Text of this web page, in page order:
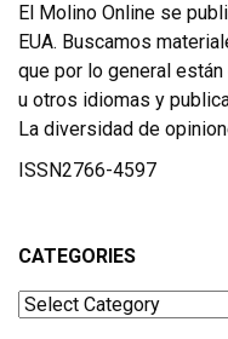
El Molino Online se
EUA. Buscamos
que por lo general
u otros idiomas y
La diversidad de
ISSN2766-4597
CATEGORIES
Categories